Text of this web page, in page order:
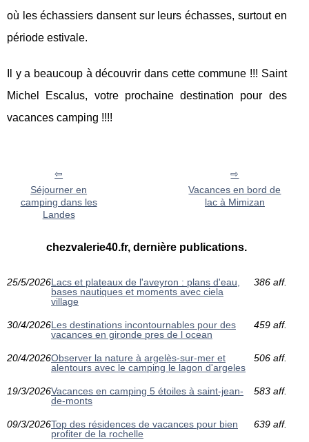
où les échassiers dansent sur leurs échasses, surtout en
période estivale.
Il y a beaucoup à découvrir dans cette commune !!! Saint
Michel Escalus, votre prochaine destination pour des
vacances camping !!!!
Séjourner en
camping dans les
Landes
Vacances en bord de
lac à Mimizan
chezvalerie40.fr, dernière publications.
25/5/2026Lacs et plateaux de l'aveyron : plans d'eau,
bases nautiques et moments avec ciela
village
386 aff.
30/4/2026Les destinations incontournables pour des
vacances en gironde pres de l ocean
459 aff.
20/4/2026Observer la nature à argelès-sur-mer et
alentours avec le camping le lagon d'argeles
506 aff.
19/3/2026Vacances en camping 5 étoiles à saint-jean-
de-monts
583 aff.
09/3/2026Top des résidences de vacances pour bien
profiter de la rochelle
639 aff.